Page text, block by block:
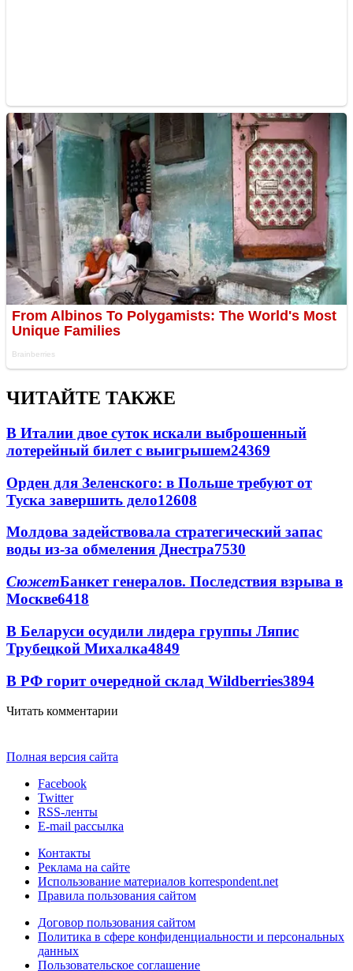
ЧИТАЙТЕ ТАКЖЕ
В Италии двое суток искали выброшенный
лотерейный билет с выигрышем24369
Орден для Зеленского: в Польше требуют от
Туска завершить дело12608
Молдова задействовала стратегический запас
воды из-за обмеления Днестра7530
СюжетБанкет генералов. Последствия взрыва в
Москве6418
В Беларуси осудили лидера группы Ляпис
Трубецкой Михалка4849
В РФ горит очередной склад Wildberries3894
Читать комментарии
Полная версия сайта
Facebook
Twitter
RSS-ленты
E-mail рассылка
Контакты
Реклама на сайте
Использование материалов korrespondent.net
Правила пользования сайтом
Договор пользования сайтом
Политика в сфере конфиденциальности и персональных
данных
Пользовательское соглашение